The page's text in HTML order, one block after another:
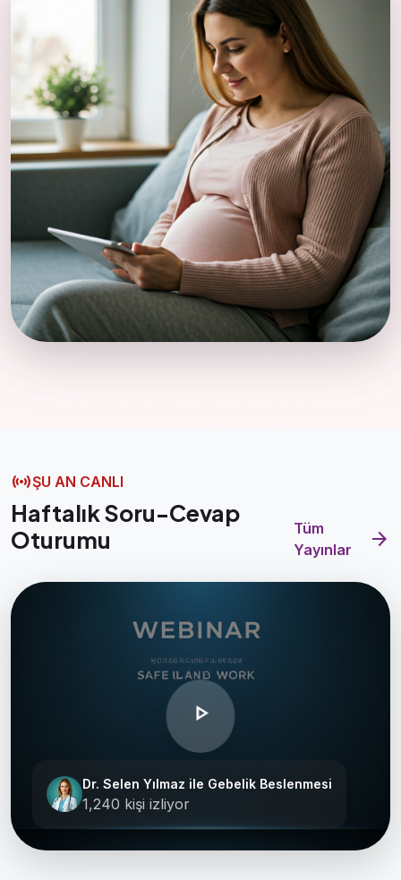
sensorsŞU AN CANLI
Haftalık Soru-Cevap
Oturumu
Tüm
Yayınlar
arrow_forward
play_arrow
Dr. Selen Yılmaz ile Gebelik Beslenmesi
1,240 kişi izliyor